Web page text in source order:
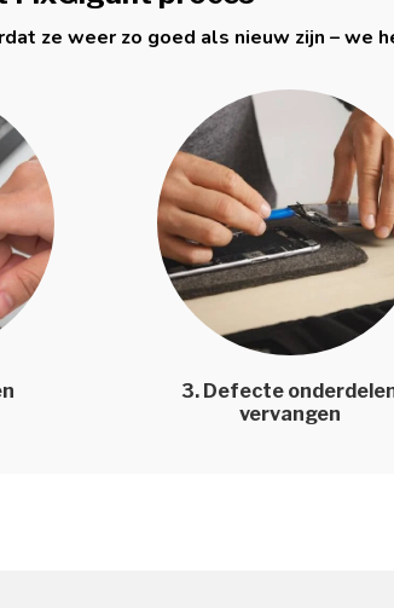
ze weer zo goed als nieuw zijn – we
3. Defecte
vervangen